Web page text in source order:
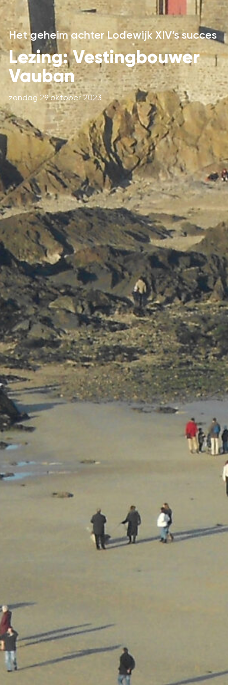
Het geheim achter Lodewijk XIV’s succes
Lezing: Vestingbouwer
Vauban
zondag 29 oktober 2023